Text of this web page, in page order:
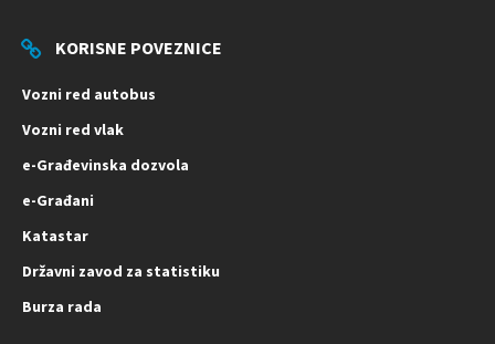
KORISNE POVEZNICE
Vozni red autobus
Vozni red vlak
e-Građevinska dozvola
e-Građani
Katastar
Državni zavod za statistiku
Burza rada